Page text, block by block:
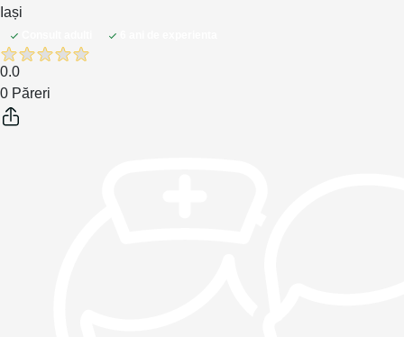
Iași
0.0
0 Păreri